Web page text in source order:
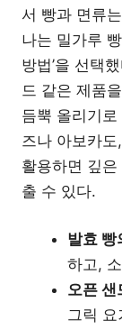
서 빵과 면류
나는 밀가루
방법’을 선택
드 같은 제품
듬뿍 올리기
즈나 아보카
활용하면 깊
출 수 있다.
발효 빵
하고,
오픈 샌
그릭